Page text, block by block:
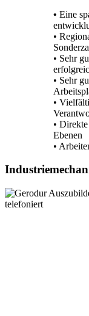
• Eine
•
• Sehr
• Sehr
•
•
Ebenen
•